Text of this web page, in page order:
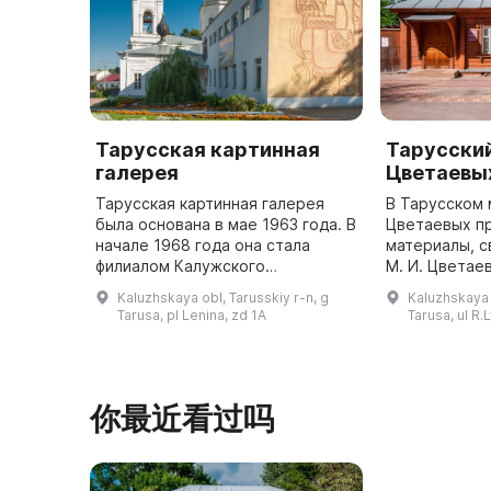
Тарусская картинная
галерея
Тарусская картинная галерея
была основана в мае 1963 года. В
начале 1968 года она стала
филиалом Калужского
областного художественного
музея. Основой для собрания
музея стали коллекции русской
Kaluzhskaya obl, Tarusskiy r-n, g
Tarusa, pl Lenina, zd 1A
В Тарусском
Цветаевых
материалы,
М. И.
памятное
октября
купленном в
Tarusa, ul
你最近看过吗